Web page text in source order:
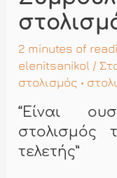
2 minutes of
elenitsanikol /
στολισμός •
“Είναι
στολισμός
τελετής”